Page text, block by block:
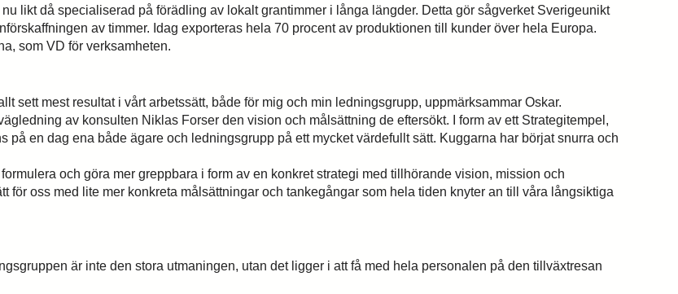
likt då specialiserad på förädling av lokalt grantimmer i långa längder. Detta gör sågverket Sverigeunikt
av timmer. Idag exporteras hela 70 procent av produktionen till kunder över hela Europa.
som VD för verksamheten.
sett mest resultat i vårt arbetssätt, både för mig och min ledningsgrupp, uppmärksammar Oskar.
av konsulten Niklas Forser den vision och målsättning de eftersökt. I form av ett Strategitempel,
en dag ena både ägare och ledningsgrupp på ett mycket värdefullt sätt. Kuggarna har börjat snurra och
och göra mer greppbara i form av en konkret strategi med tillhörande vision, mission och
för oss med lite mer konkreta målsättningar och tankegångar som hela tiden knyter an till våra långsiktiga
är inte den stora utmaningen, utan det ligger i att få med hela personalen på den tillväxtresan